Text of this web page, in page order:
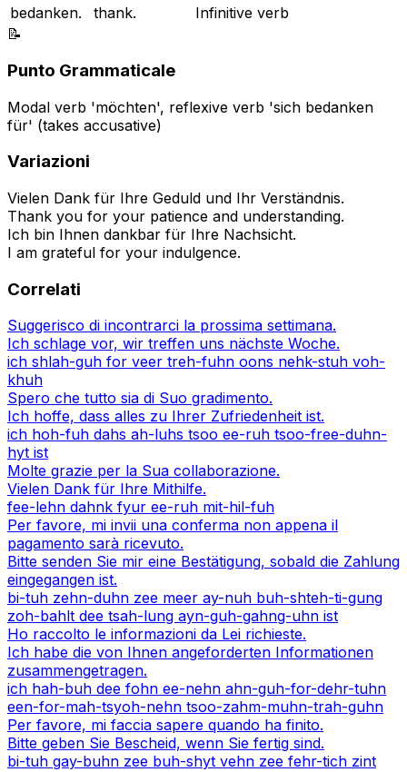
bedanken.
thank.
Infinitive verb
📝
Punto Grammaticale
Modal verb 'möchten', reflexive verb 'sich bedanken
für' (takes accusative)
Variazioni
Vielen Dank für Ihre Geduld und Ihr Verständnis.
Thank you for your patience and understanding.
Ich bin Ihnen dankbar für Ihre Nachsicht.
I am grateful for your indulgence.
Correlati
Suggerisco di incontrarci la prossima settimana.
Ich schlage vor, wir treffen uns nächste Woche.
ich shlah-guh for veer treh-fuhn oons nehk-stuh voh-
khuh
Spero che tutto sia di Suo gradimento.
Ich hoffe, dass alles zu Ihrer Zufriedenheit ist.
ich hoh-fuh dahs ah-luhs tsoo ee-ruh tsoo-free-duhn-
hyt ist
Molte grazie per la Sua collaborazione.
Vielen Dank für Ihre Mithilfe.
fee-lehn dahnk fyur ee-ruh mit-hil-fuh
Per favore, mi invii una conferma non appena il
pagamento sarà ricevuto.
Bitte senden Sie mir eine Bestätigung, sobald die Zahlung
eingegangen ist.
bi-tuh zehn-duhn zee meer ay-nuh buh-shteh-ti-gung
zoh-bahlt dee tsah-lung ayn-guh-gahng-uhn ist
Ho raccolto le informazioni da Lei richieste.
Ich habe die von Ihnen angeforderten Informationen
zusammengetragen.
ich hah-buh dee fohn ee-nehn ahn-guh-for-dehr-tuhn
een-for-mah-tsyoh-nehn tsoo-zahm-muhn-trah-guhn
Per favore, mi faccia sapere quando ha finito.
Bitte geben Sie Bescheid, wenn Sie fertig sind.
bi-tuh gay-buhn zee buh-shyt vehn zee fehr-tich zint